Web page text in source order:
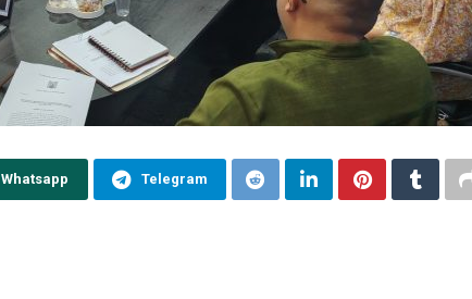
Whatsapp Telegram